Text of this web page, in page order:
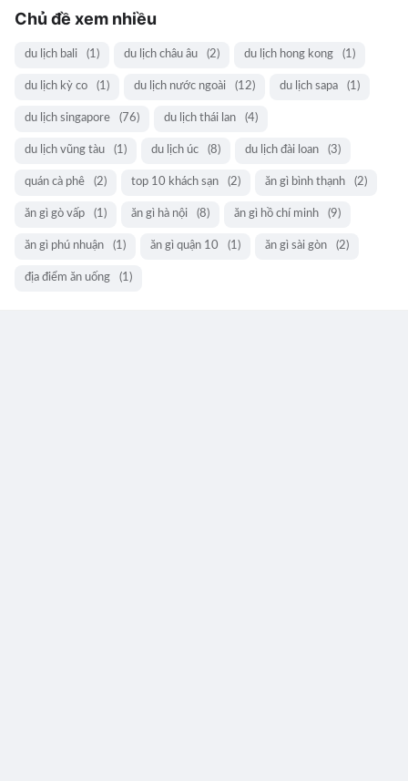
Chủ đề xem nhiều
du lịch bali (1) du lịch châu âu (2) du lịch hong kong (1)
du lịch kỳ co (1) du lịch nước ngoài (12) du lịch sapa (1)
du lịch singapore (76) du lịch thái lan (4)
du lịch vũng tàu (1) du lịch úc (8) du lịch đài loan (3)
quán cà phê (2) top 10 khách sạn (2) ăn gì bình thạnh (2)
ăn gì gò vấp (1) ăn gì hà nội (8) ăn gì hồ chí minh (9)
ăn gì phú nhuận (1) ăn gì quận 10 (1) ăn gì sài gòn (2)
địa điểm ăn uống (1)